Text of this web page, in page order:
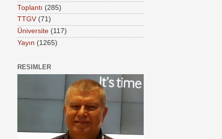
Toplantı (285)
TTGV (71)
Üniversite (117)
Yayın (1265)
RESIMLER